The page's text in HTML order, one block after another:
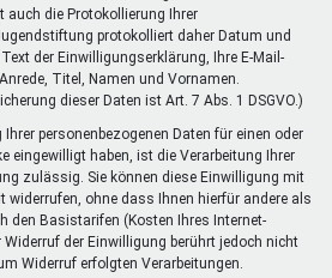
auch die Protokollierung Ihrer
protokolliert daher Datum und
der Einwilligungserklärung, Ihre E-Mail-
Titel, Namen und Vornamen.
dieser Daten ist Art. 7 Abs. 1 DSGVO.)
Ihrer personenbezogenen Daten für einen oder
eingewilligt haben, ist die Verarbeitung Ihrer
zulässig. Sie können diese Einwilligung mit
widerrufen, ohne dass Ihnen hierfür andere als
den Basistarifen (Kosten Ihres Internet-
der Einwilligung berührt jedoch nicht
Widerruf erfolgten Verarbeitungen.